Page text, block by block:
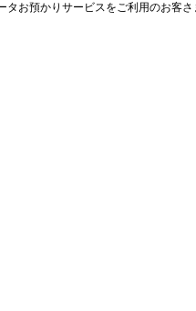
タお預かりサービスをご利用のお客さ